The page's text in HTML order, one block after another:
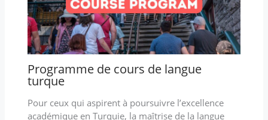
Programme de cours de langue
turque
Pour ceux qui aspirent à poursuivre l’excellence
académique en Turquie, la maîtrise de la langue